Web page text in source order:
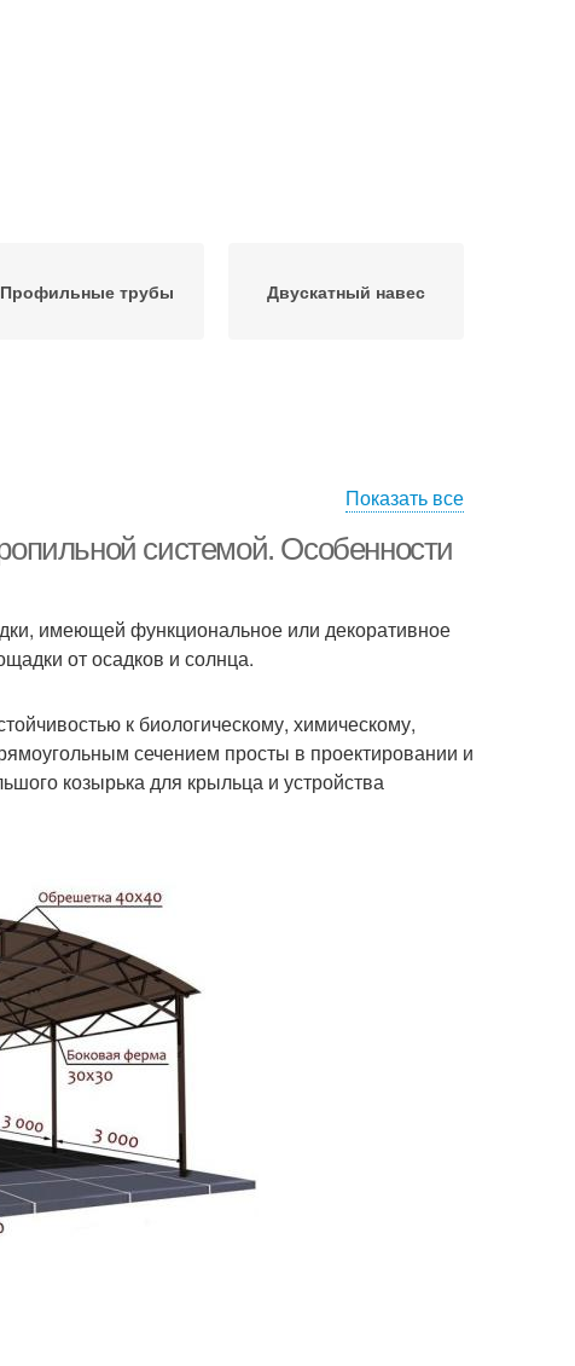
Профильные трубы Двускатный навес
Показать все
системой. Особенности
имеющей функциональное или декоративное
от осадков и солнца.
к биологическому, химическому,
сечением просты в проектировании и
козырька для крыльца и устройства